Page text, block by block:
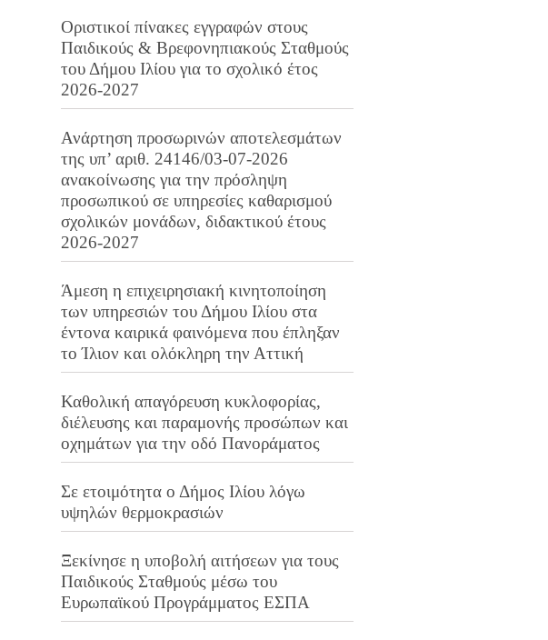
Οριστικοί πίνακες εγγραφών στους
Παιδικούς & Βρεφονηπιακούς Σταθμούς
του Δήμου Ιλίου για το σχολικό έτος
2026-2027
Ανάρτηση προσωρινών αποτελεσμάτων
της υπ’ αριθ. 24146/03-07-2026
ανακοίνωσης για την πρόσληψη
προσωπικού σε υπηρεσίες καθαρισμού
σχολικών μονάδων, διδακτικού έτους
2026-2027
Άμεση η επιχειρησιακή κινητοποίηση
των υπηρεσιών του Δήμου Ιλίου στα
έντονα καιρικά φαινόμενα που έπληξαν
το Ίλιον και ολόκληρη την Αττική
Καθολική απαγόρευση κυκλοφορίας,
διέλευσης και παραμονής προσώπων και
οχημάτων για την οδό Πανοράματος
Σε ετοιμότητα ο Δήμος Ιλίου λόγω
υψηλών θερμοκρασιών
Ξεκίνησε η υποβολή αιτήσεων για τους
Παιδικούς Σταθμούς μέσω του
Ευρωπαϊκού Προγράμματος ΕΣΠΑ